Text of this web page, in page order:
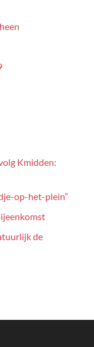
Kmidden:
op-het-plein”
de